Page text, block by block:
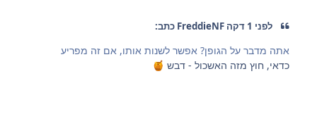
לפני 1 דקה FreddieNF כתב:
אתה מדבר על הגופן? אפשר לשנות אותו, אם זה מפריע
כדאי, חוץ מזה האשכול - דבש 🍯